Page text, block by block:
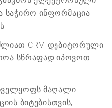
საჭირო ინფორმაცია
CRM დებიტორული
სწრაფად იპოვოთ
მაღალი
ბიტებისთვის,